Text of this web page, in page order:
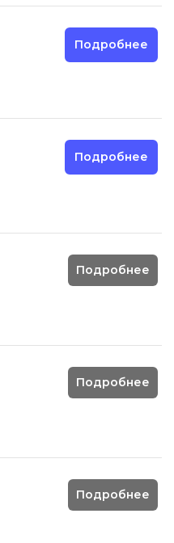
Подробнее
Подробнее
Подробнее
Подробнее
Подробнее